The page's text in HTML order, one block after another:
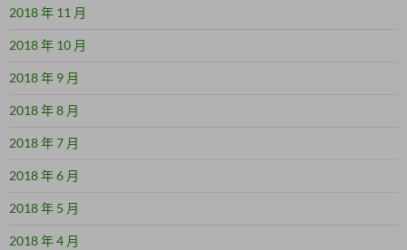
2018 年 11 月
2018 年 10 月
2018 年 9 月
2018 年 8 月
2018 年 7 月
2018 年 6 月
2018 年 5 月
2018 年 4 月